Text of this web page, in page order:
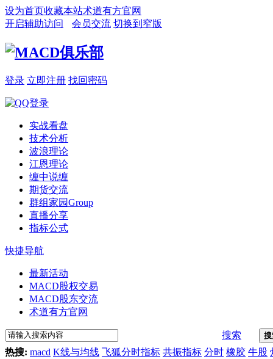
设为首页收藏本站术道有方官网
开启辅助访问
会员交流 切换到窄版
登录 立即注册 找回密码
实战看盘
技术分析
波浪理论
江恩理论
缠中说缠
期货交流
群组家园Group
直播分享
指标公式
快捷导航
最新活动
MACD股权交易
MACD股东交流
术道有方官网
搜索
热搜: macd K线与均线 飞狐分时指标 共振指标 分时 橡胶 牛股